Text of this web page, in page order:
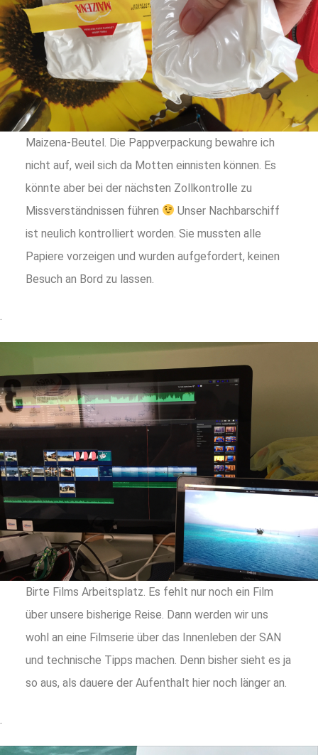
Maizena-Beutel. Die Pappverpackung bewahre ich
nicht auf, weil sich da Motten einnisten können. Es
könnte aber bei der nächsten Zollkontrolle zu
Missverständnissen führen
Unser Nachbarschiff
ist neulich kontrolliert worden. Sie mussten alle
Papiere vorzeigen und wurden aufgefordert, keinen
Besuch an Bord zu lassen.
.
Birte Films Arbeitsplatz. Es fehlt nur noch ein Film
über unsere bisherige Reise. Dann werden wir uns
wohl an eine Filmserie über das Innenleben der SAN
und technische Tipps machen. Denn bisher sieht es ja
so aus, als dauere der Aufenthalt hier noch länger an.
.